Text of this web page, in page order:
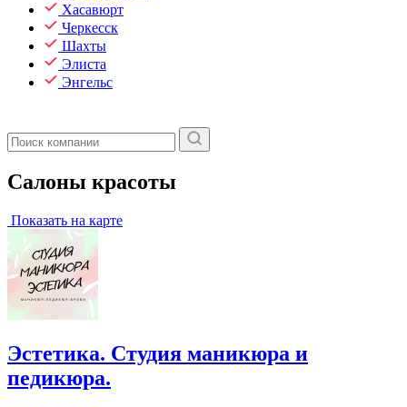
Хасавюрт
Черкесск
Шахты
Элиста
Энгельс
Салоны красоты
Показать на карте
Эстетика. Студия маникюра и
педикюра.